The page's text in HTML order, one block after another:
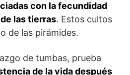
con la fecundidad
las tierras. Estos cultos
de las pirámides.
de tumbas, prueba
de la vida después